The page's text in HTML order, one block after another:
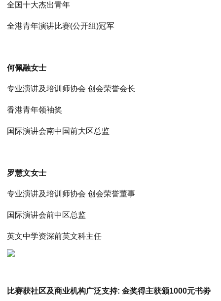
全国十大杰出青年
全港青年演讲比赛(公开组)冠军
何佩融女士
专业演讲及培训师协会 创会荣誉会长
香港青年领袖奖
国际演讲会南中国前大区总监
罗慧文女士
专业演讲及培训师协会 创会荣誉董事
国际演讲会前中区总监
英文中学资深前英文科主任
比赛获社区及商业机构广泛支持: 金奖得主获颁1000元书劵